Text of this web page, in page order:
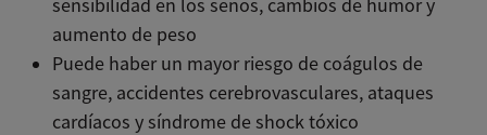
sensibilidad en los senos, cambios de humor y
aumento de peso
Puede haber un mayor riesgo de coágulos de
sangre, accidentes cerebrovasculares, ataques
cardíacos y síndrome de shock tóxico